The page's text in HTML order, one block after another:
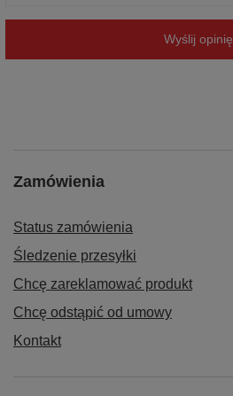
Wyślij opinię
Zamówienia
Status zamówienia
Śledzenie przesyłki
Chcę zareklamować produkt
Chcę odstąpić od umowy
Kontakt